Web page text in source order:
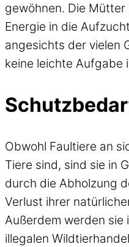
gewöhnen. Die
Energie in die
angesichts der vielen
keine leichte Aufgabe
Obwohl Faultiere an
Tiere sind, sind sie in
durch die Abholzung
Verlust ihrer
Außerdem werden sie
illegalen